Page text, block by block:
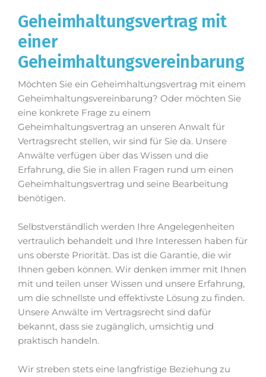
Geheimhaltungsvertrag mit
einer
Geheimhaltungsvereinbarung
Möchten Sie ein Geheimhaltungsvertrag mit einem
Geheimhaltungsvereinbarung? Oder möchten Sie
eine konkrete Frage zu einem
Geheimhaltungsvertrag an unseren Anwalt für
Vertragsrecht stellen, wir sind für Sie da. Unsere
Anwälte verfügen über das Wissen und die
Erfahrung, die Sie in allen Fragen rund um einen
Geheimhaltungsvertrag und seine Bearbeitung
benötigen.
Selbstverständlich werden Ihre Angelegenheiten
vertraulich behandelt und Ihre Interessen haben für
uns oberste Priorität. Das ist die Garantie, die wir
Ihnen geben können. Wir denken immer mit Ihnen
mit und teilen unser Wissen und unsere Erfahrung,
um die schnellste und effektivste Lösung zu finden.
Unsere Anwälte im Vertragsrecht sind dafür
bekannt, dass sie zugänglich, umsichtig und
praktisch handeln.
Wir streben stets eine langfristige Beziehung zu